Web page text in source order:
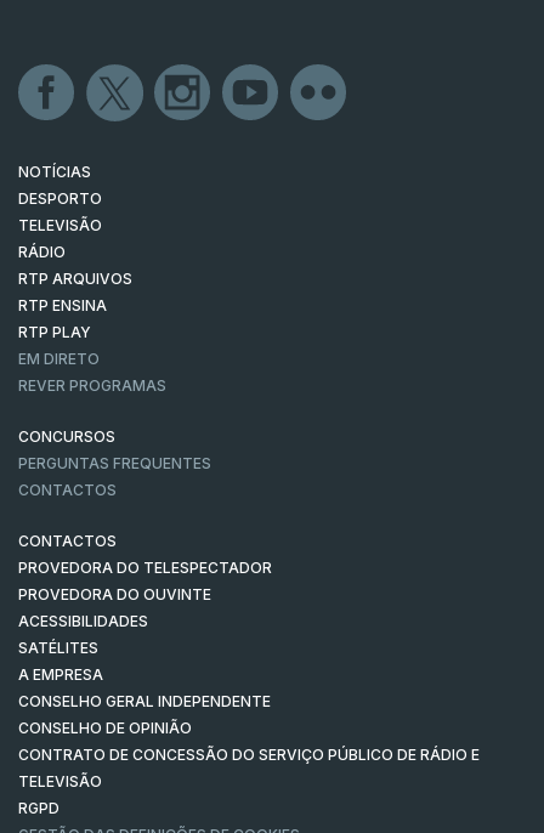
NOTÍCIAS
DESPORTO
TELEVISÃO
RÁDIO
RTP ARQUIVOS
RTP ENSINA
RTP PLAY
EM DIRETO
REVER PROGRAMAS
CONCURSOS
PERGUNTAS FREQUENTES
CONTACTOS
CONTACTOS
PROVEDORA DO TELESPECTADOR
PROVEDORA DO OUVINTE
ACESSIBILIDADES
SATÉLITES
A EMPRESA
CONSELHO GERAL INDEPENDENTE
CONSELHO DE OPINIÃO
CONTRATO DE CONCESSÃO DO SERVIÇO PÚBLICO DE RÁDIO E
TELEVISÃO
RGPD